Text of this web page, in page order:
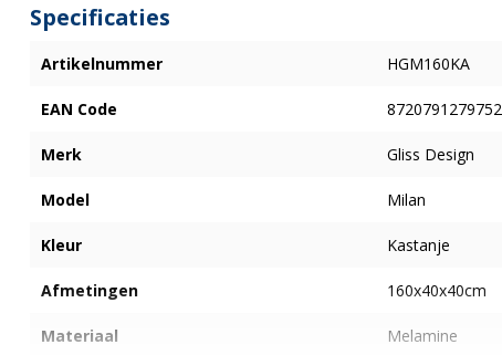
Specificaties
Artikelnummer HGM160KA
EAN Code 8720791279752
Merk Gliss Design
Model Milan
Kleur Kastanje
Afmetingen 160x40x40cm
Materiaal Melamine